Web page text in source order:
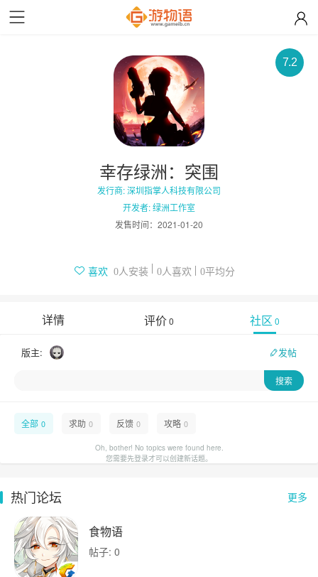
7.2
幸存绿洲：突围
发行商: 深圳指掌人科技有限公司
开发者: 绿洲工作室
发售时间： 2021-01-20
喜欢 0人安装 0人喜欢 0平均分
详情 评价0 社区 0
版主: 发帖
全部 0 求助 0 反馈 0 攻略 0
Oh, bother! No topics were found here.
您需要先登录才可以创建新话题。
更多
热门论坛
食物语
帖子: 0